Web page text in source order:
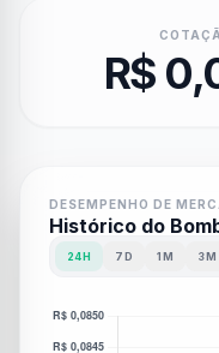
R$
DESEMPENHO DE
Histórico do
24H 7D 1M 3M